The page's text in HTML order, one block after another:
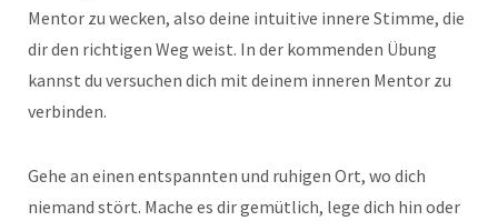
Mentor zu wecken, also deine intuitive innere Stimme, die
dir den richtigen Weg weist. In der kommenden Übung
kannst du versuchen dich mit deinem inneren Mentor zu
verbinden.
Gehe an einen entspannten und ruhigen Ort, wo dich
niemand stört. Mache es dir gemütlich, lege dich hin oder